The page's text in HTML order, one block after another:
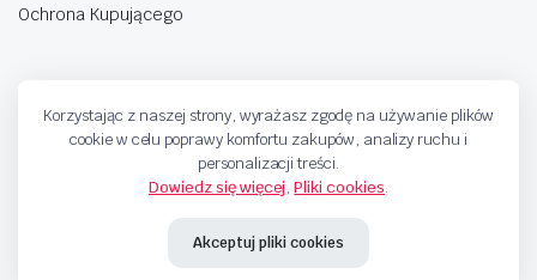
Ochrona Kupującego
Copyright © 2025 Sprzedaje.tv Sp. Z.O.O. Wszelkie prawa zastrzeżone.
Korzystając z naszej strony, wyrażasz zgodę na używanie plików
cookie w celu poprawy komfortu zakupów, analizy ruchu i
personalizacji treści.
Dowiedz się więcej,Pliki cookies.
Akceptuj pliki cookies